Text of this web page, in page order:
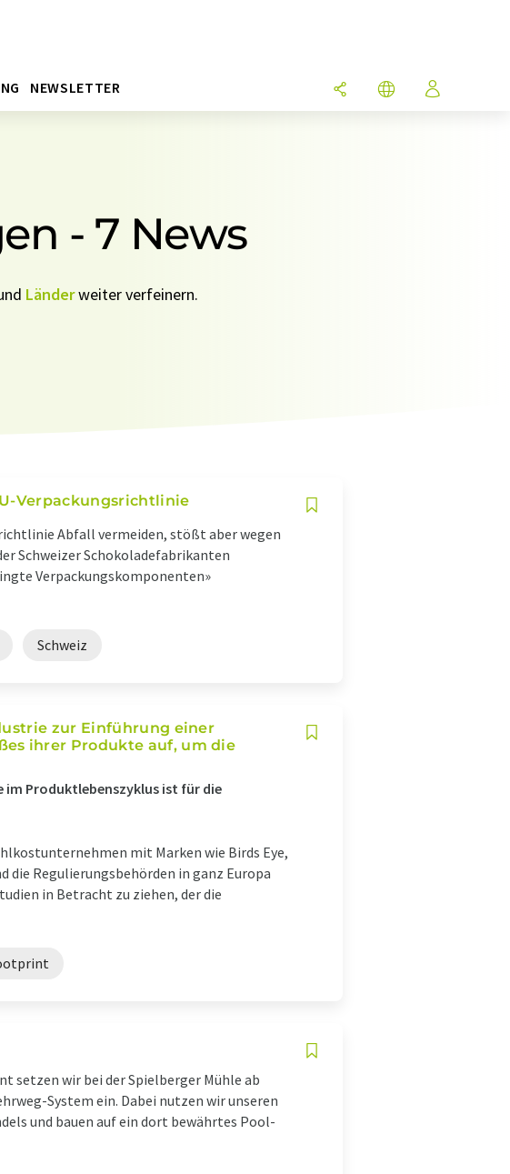
NEWSLETTER
- 7 News
Länderweiter verfeinern.
Verpackungsrichtlinie
Abfall vermeiden, stößt aber wegen
Schweizer Schokoladefabrikanten
Verpackungskomponenten»
Schweiz
zur Einführung einer
ihrer Produkte auf, um die
im Produktlebenszyklus ist für die
mit Marken wie Birds Eye,
Regulierungsbehörden in ganz Europa
in Betracht zu ziehen, der die
setzen wir bei der Spielberger Mühle ab
System ein. Dabei nutzen wir unseren
und bauen auf ein dort bewährtes Pool-